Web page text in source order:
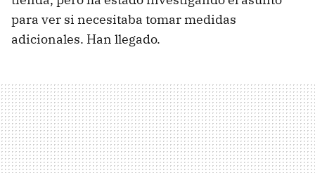
para ver si necesitaba tomar medidas
adicionales. Han llegado.